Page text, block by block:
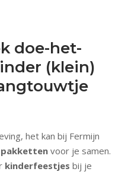
doe-het-
(klein)
het kan bij Fermijn
voor je samen.
kinderfeestjes bij je